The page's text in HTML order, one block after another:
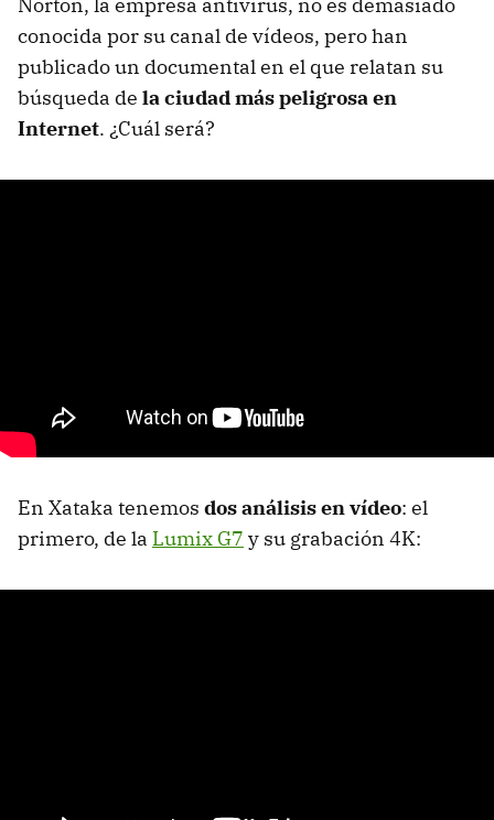
conocida por su canal de vídeos, pero han
publicado un documental en el que relatan su
búsqueda de la ciudad más peligrosa en
Internet. ¿Cuál será?
En Xataka tenemos dos análisis en vídeo: el
primero, de la Lumix G7 y su grabación 4K: